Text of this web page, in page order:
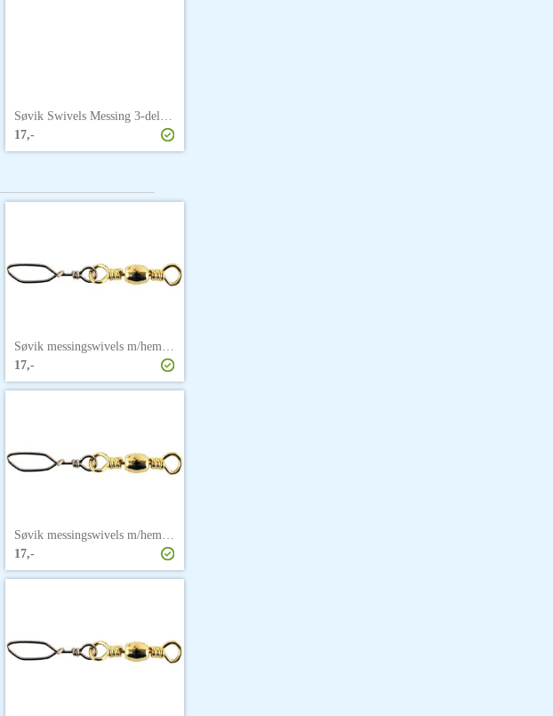
Søvik Swivels Messing 3-delt 1/0 P
17,-
Søvik messingswivels m/hempe str. 1/0
17,-
Søvik messingswivels m/hempe str. 12
17,-